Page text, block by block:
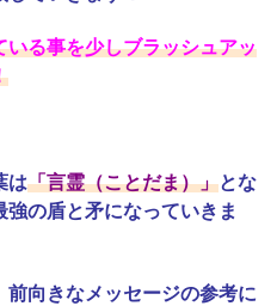
る事を少しブラッシュアッ
は「言霊（ことだま）」とな
の盾と矛になっていきま
向きなメッセージの参考に